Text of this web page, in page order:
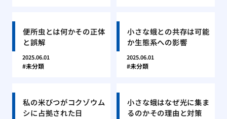
便所虫とは何かその正体
と誤解
2025.06.01
未分類
小さな蛾との共存は可能
か生態系への影響
2025.06.01
未分類
私の米びつがコクゾウム
シに占拠された日
小さな蛾はなぜ光に集ま
るのかその理由と対策